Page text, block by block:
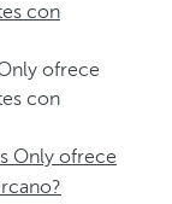
con
ofrece
con
Only ofrece